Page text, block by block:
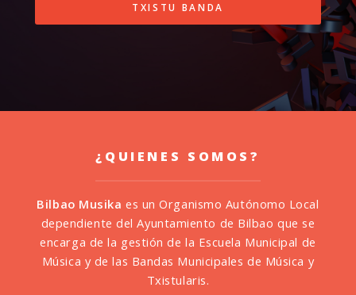
TXISTU BANDA
¿QUIENES SOMOS?
Bilbao Musika es un Organismo Autónomo Local
dependiente del Ayuntamiento de Bilbao que se
encarga de la gestión de la Escuela Municipal de
Música y de las Bandas Municipales de Música y
Txistularis.